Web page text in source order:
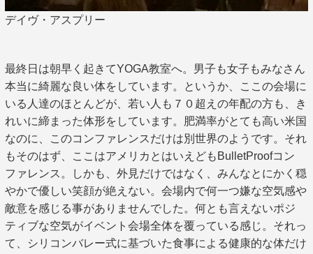
デイヴ・アスプリー
最終日は朝早く起きてYOGA教室へ。男子も女子もみなさん
本当に綺麗な良い体をしています。というか、ここの会場に
いる人達のほとんどが、若い人も７０超えの年配の方も、き
れいに締まった体形をしています。肥満率がとても高い米国
なのに、このコンファレンスだけは別世界のようです。それ
もそのはず、ここはアメリカとはいえどもBulletProofコン
ファレンス。しかも、外見だけではなく、みんなとにかく穏
やかで優しい笑顔が絶えない。会場内で何一つ嫌な空気感や
敵意を感じる事がありませんでした。何とも言えないポジ
ティブな空気がイベント会場全体を覆っている感じ。それっ
て、シリコンバレー式に基づいた食事による健康的な体だけ